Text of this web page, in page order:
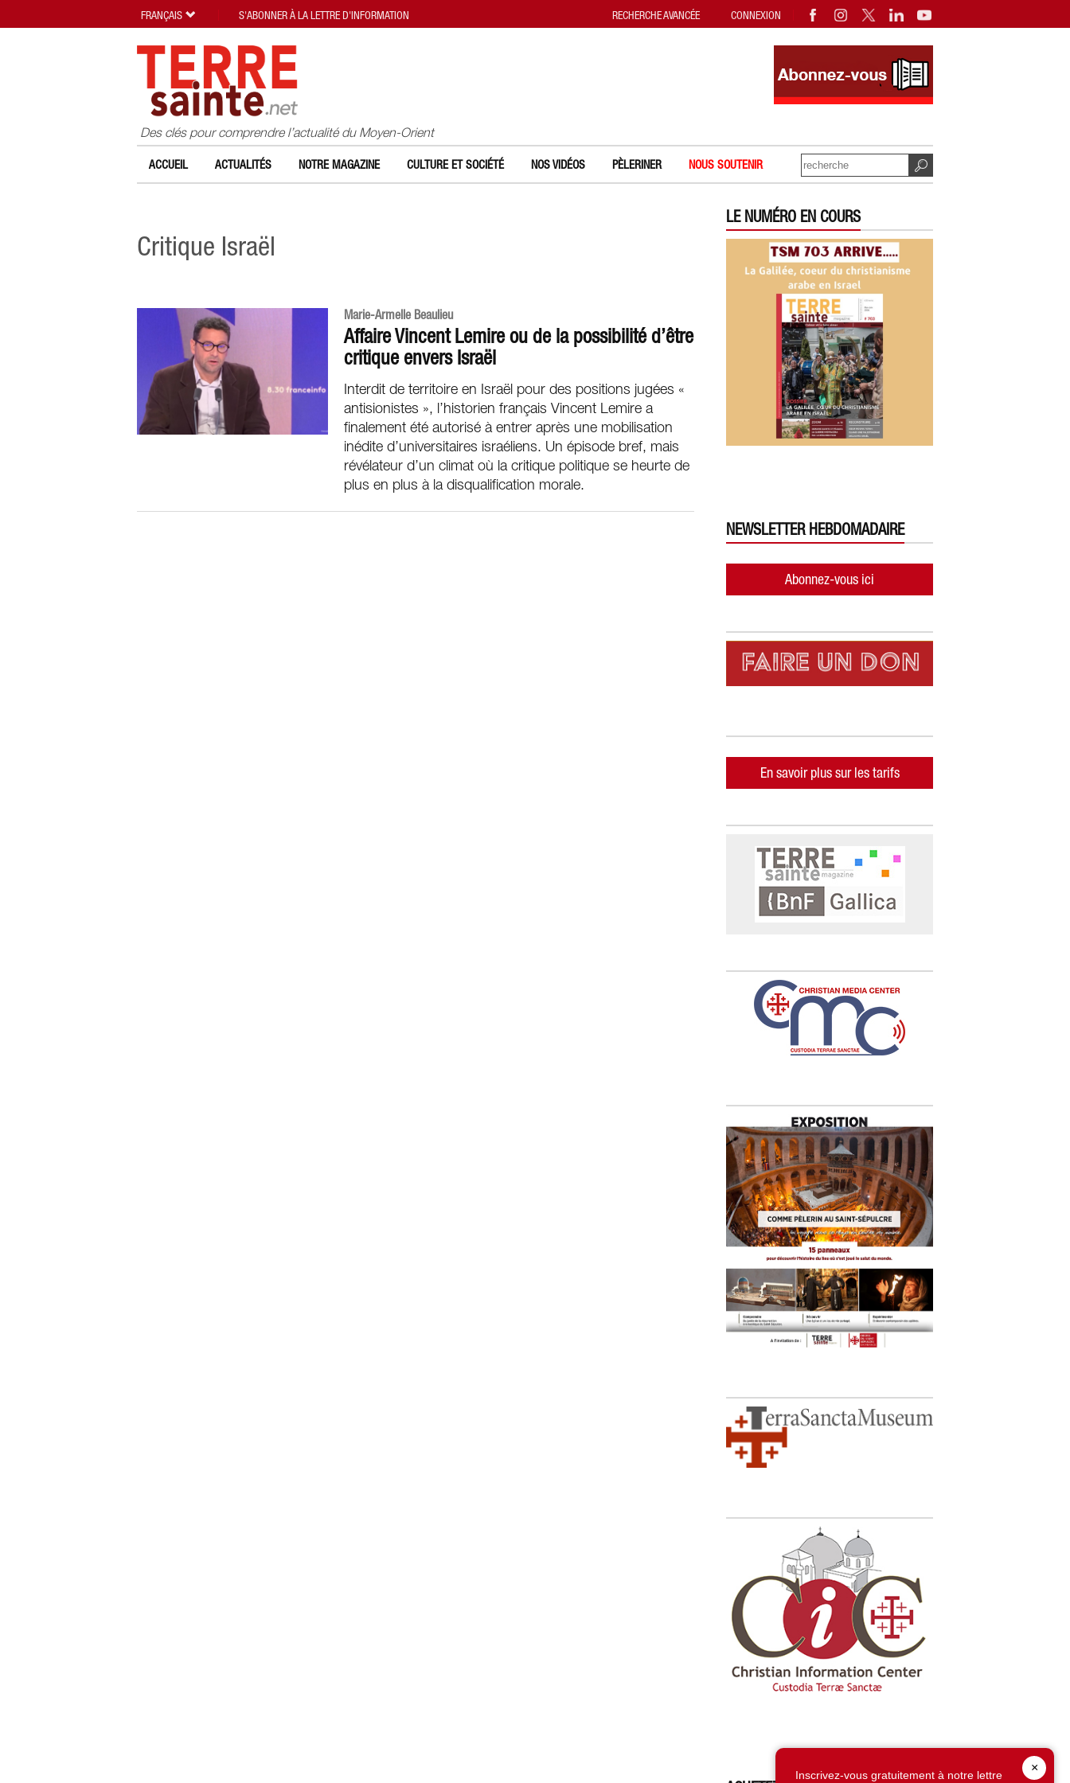
Des clés pour comprendre l’actualité du Moyen-Orient
ACCUEIL ACTUALITÉS NOTRE MAGAZINE CULTURE ET SOCIÉTÉ NOS VIDÉOS PÈLERINER NOUS SOUTENIR
Critique Israël
Marie-Armelle Beaulieu
Affaire Vincent Lemire ou de la possibilité d’être
critique envers Israël
Interdit de territoire en Israël pour des positions jugées «
antisionistes », l’historien français Vincent Lemire a
finalement été autorisé à entrer après une mobilisation
inédite d’universitaires israéliens. Un épisode bref, mais
révélateur d’un climat où la critique politique se heurte de
plus en plus à la disqualification morale.
LE NUMÉRO EN COURS
NEWSLETTER HEBDOMADAIRE
Abonnez-vous ici
En savoir plus sur les tarifs
×
Inscrivez-vous gratuitement à notre lettre
RECHERCHE AVANCÉE CONNEXION
FRANÇAIS S'ABONNER À LA LETTRE D'INFORMATION